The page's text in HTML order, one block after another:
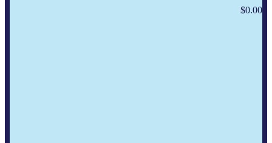
$0.00